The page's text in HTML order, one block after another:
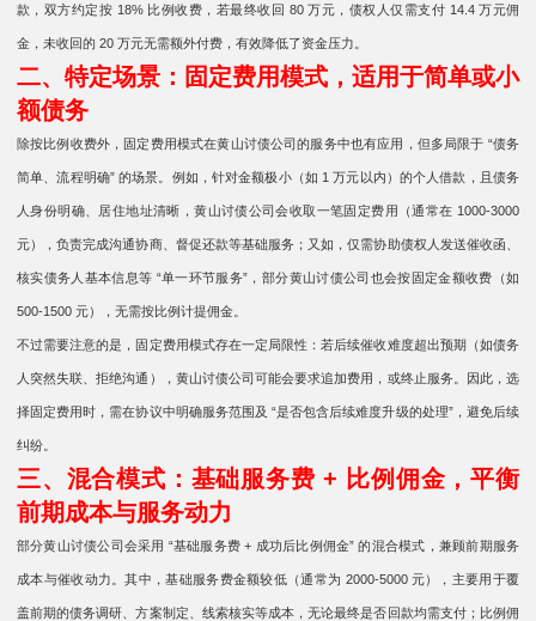
款，双方约定按 18% 比例收费，若最终收回 80 万元，债权人仅需支付 14.4 万元佣
金，未收回的 20 万元无需额外付费，有效降低了资金压力。
二、特定场景：固定费用模式，适用于简单或小
额债务
除按比例收费外，固定费用模式在黄山讨债公司的服务中也有应用，但多局限于 “债务
简单、流程明确” 的场景。例如，针对金额极小（如 1 万元以内）的个人借款，且债务
人身份明确、居住地址清晰，黄山讨债公司会收取一笔固定费用（通常在 1000-3000
元），负责完成沟通协商、督促还款等基础服务；又如，仅需协助债权人发送催收函、
核实债务人基本信息等 “单一环节服务”，部分黄山讨债公司也会按固定金额收费（如
500-1500 元），无需按比例计提佣金。
不过需要注意的是，固定费用模式存在一定局限性：若后续催收难度超出预期（如债务
人突然失联、拒绝沟通），黄山讨债公司可能会要求追加费用，或终止服务。因此，选
择固定费用时，需在协议中明确服务范围及 “是否包含后续难度升级的处理”，避免后续
纠纷。
三、混合模式：基础服务费 + 比例佣金，平衡
前期成本与服务动力
部分黄山讨债公司会采用 “基础服务费 + 成功后比例佣金” 的混合模式，兼顾前期服务
成本与催收动力。其中，基础服务费金额较低（通常为 2000-5000 元），主要用于覆
盖前期的债务调研、方案制定、线索核实等成本，无论最终是否回款均需支付；比例佣